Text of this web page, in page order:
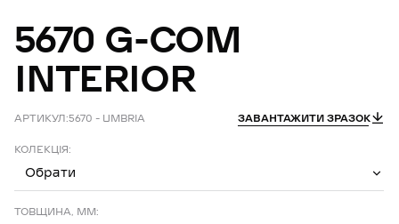
5670 G-COM
INTERIOR
АРТИКУЛ:5670 – UMBRIA ЗАВАНТАЖИТИ ЗРАЗОК
КОЛЕКЦІЯ:
Обрати
ТОВЩИНА, ММ: